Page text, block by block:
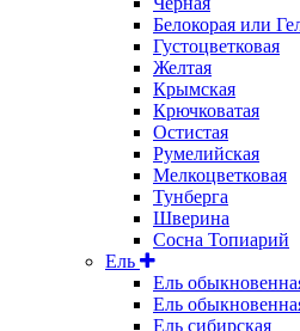
Белокорая или
Густоцветковая
Желтая
Крымская
Крючковатая
Остистая
Румелийская
Мелкоцветковая
Тунберга
Шверина
Сосна Топиарий
Ель
Ель
Ель
Ель сибирская